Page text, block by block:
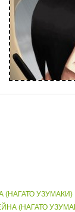
(НАГАТО УЗУМАКИ)
(НАГАТО